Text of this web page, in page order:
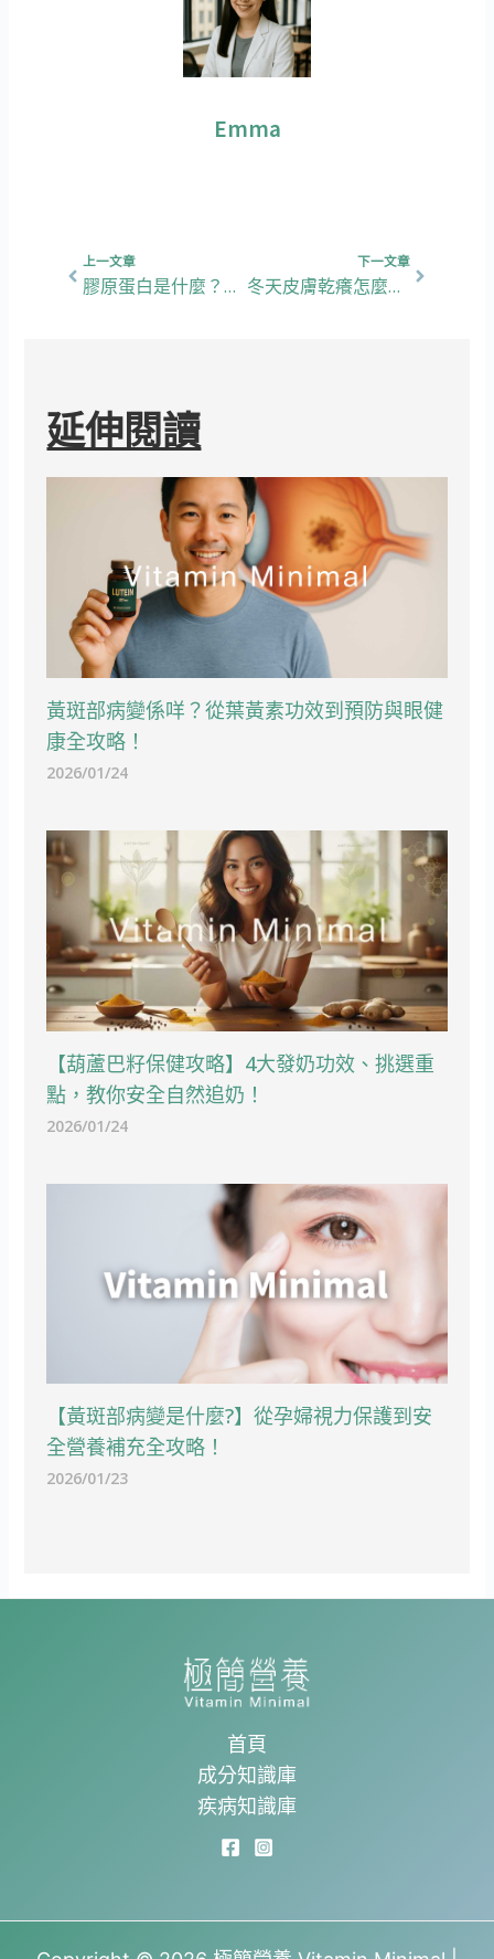
Emma
上一文章
膠原蛋白是什麼？愛美的女生，吃膠原蛋白有用嗎?
下一文章
冬天皮膚乾癢怎麼辦？原因與改善方法一次看懂
延伸閱讀
黃斑部病變係咩？從葉黃素功效到預防與眼健
康全攻略！
2026/01/24
【葫蘆巴籽保健攻略】4大發奶功效、挑選重
點，教你安全自然追奶！
2026/01/24
【黃斑部病變是什麼?】從孕婦視力保護到安
全營養補充全攻略！
2026/01/23
首頁
成分知識庫
疾病知識庫